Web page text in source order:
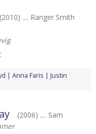
(2010) .... Ranger Smith
Anna Faris
Justin
(2006) .... Sam